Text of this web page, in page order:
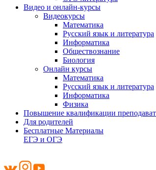
Видео и онлайн-курсы
Видеокурсы
Математика
Русский язык и литература
Информатика
Обществознание
Биология
Онлайн курсы
Математика
Русский язык и литература
Информатика
Физика
Повышение квалификации
Для родителей
Бесплатные Материалы
ЕГЭ и ОГЭ